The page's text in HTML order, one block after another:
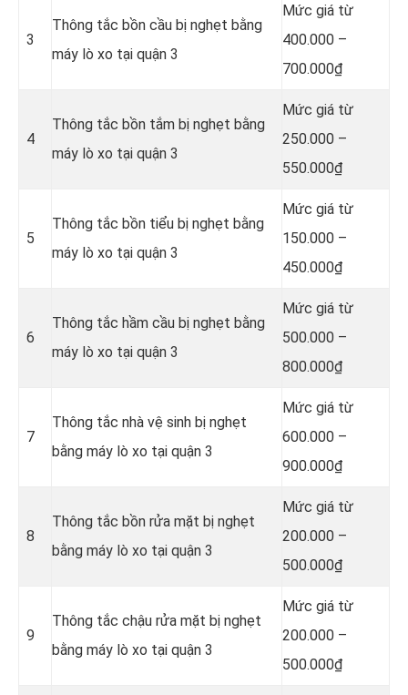
3
Thông tắc bồn cầu bị nghẹt bằng
máy lò xo tại quận 3
Mức giá từ
400.000 –
700.000₫
4
Thông tắc bồn tắm bị nghẹt bằng
máy lò xo tại quận 3
Mức giá từ
250.000 –
550.000₫
5
Thông tắc bồn tiểu bị nghẹt bằng
máy lò xo tại quận 3
Mức giá từ
150.000 –
450.000₫
6
Thông tắc hầm cầu bị nghẹt bằng
máy lò xo tại quận 3
Mức giá từ
500.000 –
800.000₫
7
Thông tắc nhà vệ sinh bị nghẹt
bằng máy lò xo tại quận 3
Mức giá từ
600.000 –
900.000₫
8
Thông tắc bồn rửa mặt bị nghẹt
bằng máy lò xo tại quận 3
Mức giá từ
200.000 –
500.000₫
9
Thông tắc chậu rửa mặt bị nghẹt
bằng máy lò xo tại quận 3
Mức giá từ
200.000 –
500.000₫